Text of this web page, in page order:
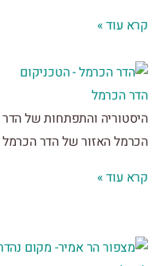
עוד »
הכרמל
והתפתחות של הדר
האזור של הדר הכרמל הוא
עוד »